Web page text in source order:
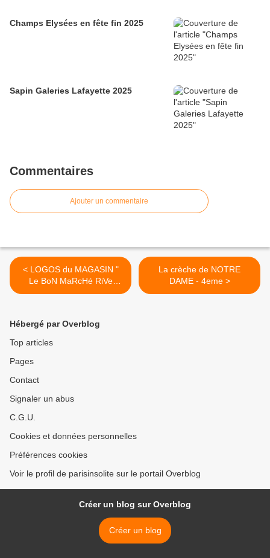
Champs Elysées en fête fin 2025
Sapin Galeries Lafayette 2025
Commentaires
Ajouter un commentaire
< LOGOS du MAGASIN "
Le BoN MaRcHé RiVe
GaUcHe "
La crèche de NOTRE
DAME - 4eme >
Hébergé par Overblog
Top articles
Pages
Contact
Signaler un abus
C.G.U.
Cookies et données personnelles
Préférences cookies
Voir le profil de parisinsolite sur le portail Overblog
Créer un blog sur Overblog
Créer un blog